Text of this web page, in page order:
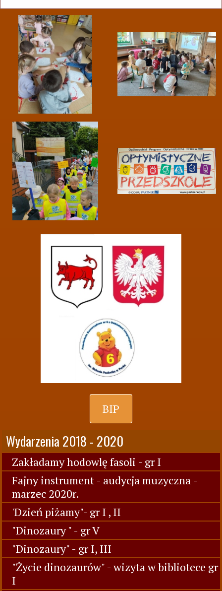
BIP
Wydarzenia 2018 - 2020
Zakładamy hodowlę fasoli - gr I
Fajny instrument - audycja muzyczna -
marzec 2020r.
'Dzień piżamy"- gr I , II
"Dinozaury " - gr V
"Dinozaury" - gr I, III
"Życie dinozaurów" - wizyta w bibliotece gr
I